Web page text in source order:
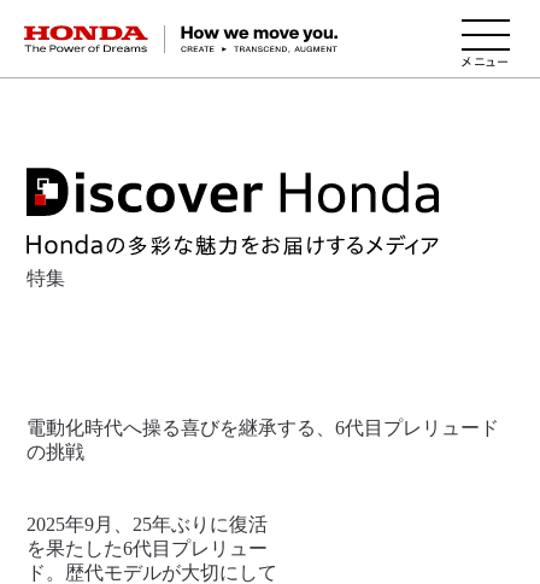
HONDA The Power of Dreams
特集
電動化時代へ操る喜びを継承する、6代目プレリュード
の挑戦
2025年9月、25年ぶりに復活
を果たした6代目プレリュー
ド。歴代モデルが大切にして